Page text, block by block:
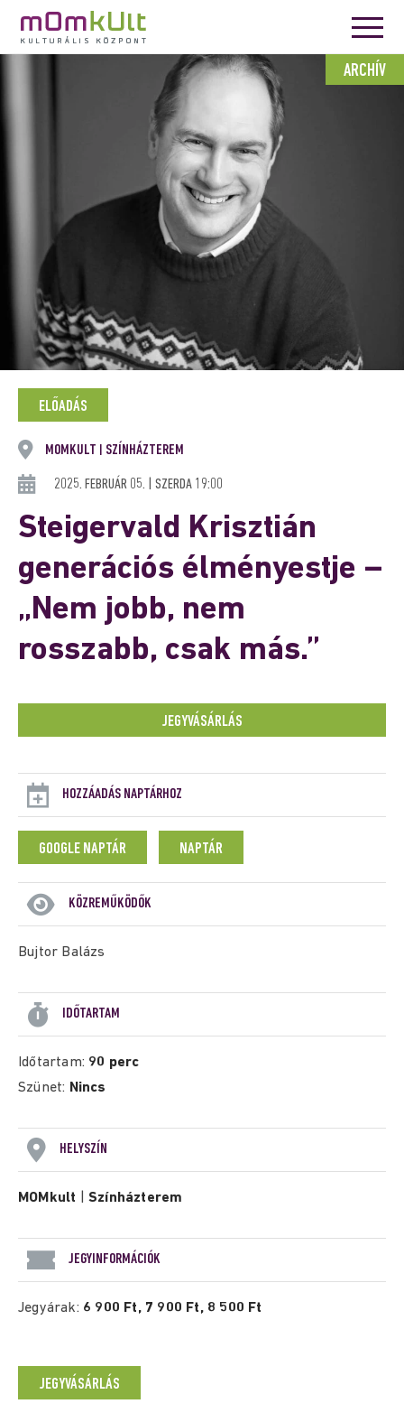
ARCHÍV
ELŐADÁS
MOMKULT SZÍNHÁZTEREM
2025. FEBRUÁR 05. | SZERDA 19:00
Steigervald Krisztián
generációs élményestje –
„Nem jobb, nem
rosszabb, csak más.”
JEGYVÁSÁRLÁS
HOZZÁADÁS NAPTÁRHOZ
GOOGLE NAPTÁR NAPTÁR
KÖZREMŰKÖDŐK
Bujtor Balázs
IDŐTARTAM
Időtartam: 90 perc
Szünet: Nincs
HELYSZÍN
MOMkult |Színházterem
JEGYINFORMÁCIÓK
Jegyárak: 6 900 Ft, 7 900 Ft, 8 500 Ft
JEGYVÁSÁRLÁS